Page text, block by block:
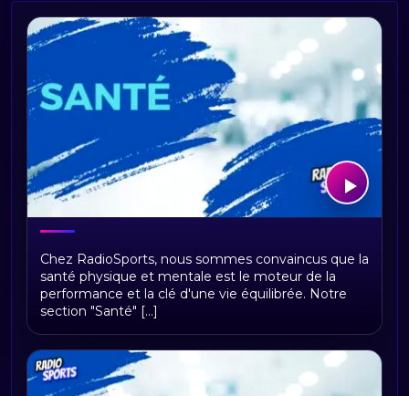
Univers Santé : Votre Allié pour une vie
sportive épanouissante
Chez RadioSports, nous sommes convaincus que la
santé physique et mentale est le moteur de la
performance et la clé d'une vie équilibrée. Notre
section "Santé" [...]